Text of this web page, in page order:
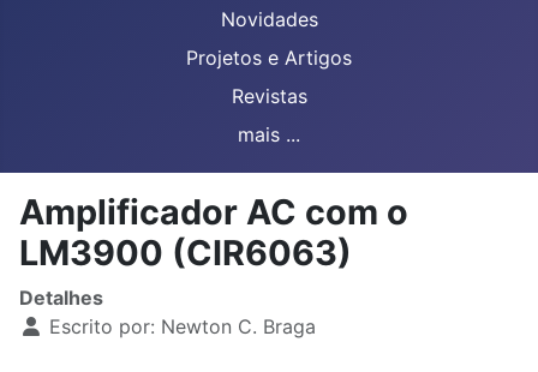
Novidades
Projetos e Artigos
Revistas
mais ...
Amplificador AC com o
LM3900 (CIR6063)
Detalhes
Escrito por: Newton C. Braga